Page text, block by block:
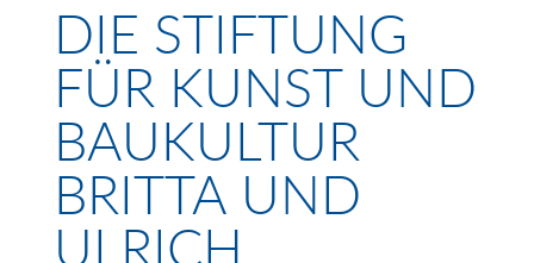
DIE STIFTUNG
FÜR KUNST UND
BAUKULTUR
BRITTA UND
ULRICH